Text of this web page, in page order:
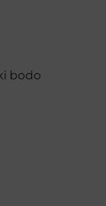
bodo